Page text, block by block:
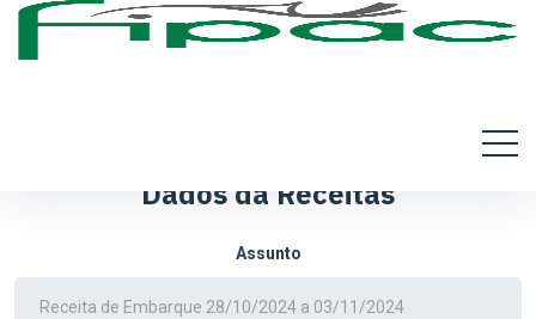
Dados da Receitas
Assunto